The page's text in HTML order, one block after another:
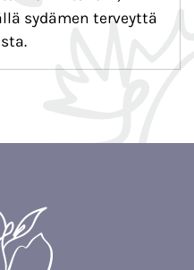
sydämen terveyttä